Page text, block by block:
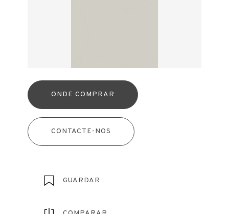
ONDE COMPRAR
CONTACTE-NOS
GUARDAR